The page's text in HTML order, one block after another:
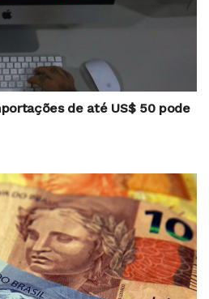
de até US$ 50 pode